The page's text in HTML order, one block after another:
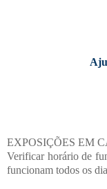
EXPOSIÇÕES EM
Verificar horário de
funcionam todos os